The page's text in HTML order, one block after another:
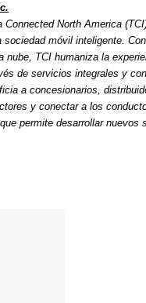
North America
sociedad móvil inteligente.
nube, TCI humaniza la
de servicios integrales y
a concesionarios,
y conectar a los
permite desarrollar